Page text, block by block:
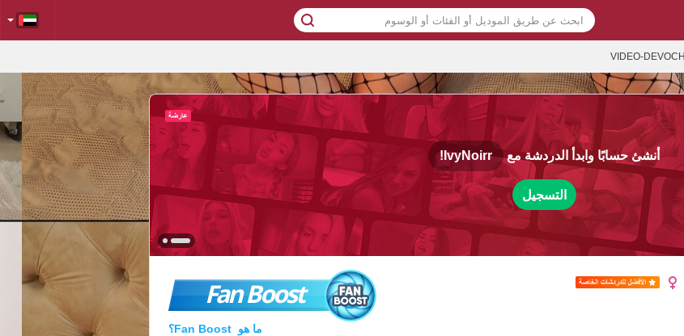
أنشئ حسابًا وابدأ الدردشة مع IvyNoirr!
التسجيل
Fan Boost
ما هو Fan Boost؟